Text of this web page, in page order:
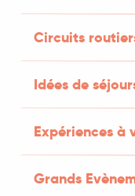
Circuits
Idées de
Expériences à
Grands
DE